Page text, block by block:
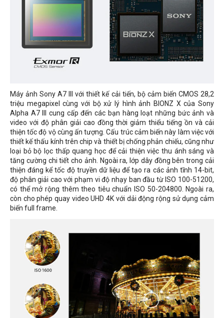
Máy ảnh Sony A7 III với thiết kế cải tiến, bộ cảm biến CMOS 28,2
triệu megapixel cùng với bộ xử lý hình ảnh BIONZ X của Sony
Alpha A7 III cung cấp đến các bạn hàng loạt những bức ảnh và
video với độ phân giải cao đồng thời giảm thiểu tiếng ồn và cải
thiện tốc độ vộ cùng ấn tượng. Cấu trúc cảm biến này làm việc với
thiết kế thấu kính trên chip và thiết bị chống phản chiếu, cũng như
loại bỏ bộ lọc thấp quang học để cải thiện việc thu ánh sáng và
tăng cường chi tiết cho ảnh. Ngoài ra, lớp dây đồng bên trong cải
thiện đáng kể tốc độ truyền dữ liệu để tạo ra các ảnh tĩnh 14-bit,
độ phân giải cao với phạm vi độ nhạy ban đầu từ ISO 100-51200,
có thể mở rộng thêm theo tiêu chuẩn ISO 50-204800. Ngoài ra,
còn cho phép quay video UHD 4K với dải động rộng sử dụng cảm
biến full frame.